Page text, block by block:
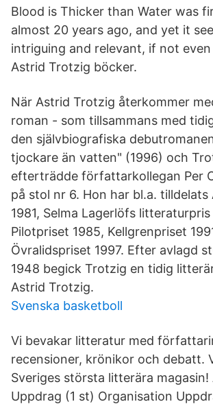
Blood is Thicker than Water was
almost 20 years ago, and yet it
intriguing and relevant, if not
Astrid Trotzig böcker.
När Astrid Trotzig återkommer
roman - som tillsammans med
den självbiografiska
tjockare än vatten" (1996) och
efterträdde författarkollegan Per
på stol nr 6. Hon har bl.a. tilldelats
1981, Selma Lagerlöfs litteraturpris
Pilotpriset 1985, Kellgrenpriset
Övralidspriset 1997. Efter avlagd
1948 begick Trotzig en tidig
Astrid Trotzig.
Svenska basketboll
Vi bevakar litteratur med
recensioner, krönikor och debatt.
Sveriges största litterära
Uppdrag (1 st) Organisation